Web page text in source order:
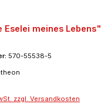
Eselei meines Lebens"
570-55538-5
zzgl. Versandkosten